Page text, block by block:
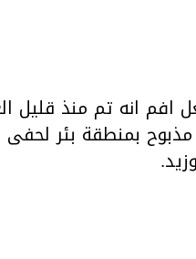
افم انه تم منذ قليل
بمنطقة بئر لحفى